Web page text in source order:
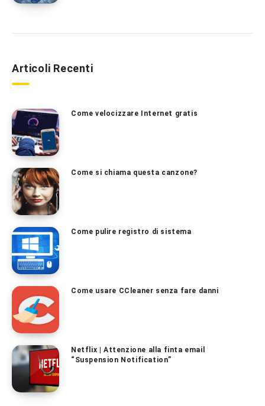
Articoli Recenti
Come velocizzare Internet gratis
Come si chiama questa canzone?
Come pulire registro di sistema
Come usare CCleaner senza fare danni
Netflix | Attenzione alla finta email
“Suspension Notification”